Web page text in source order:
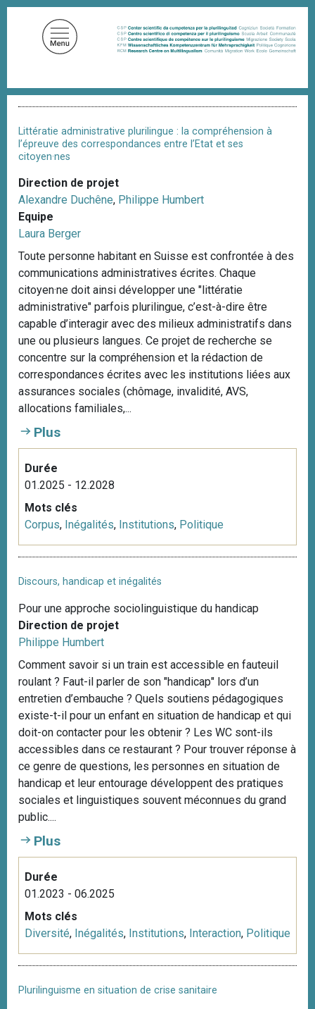
l
d
'
A
i
a
n
Littératie administrative plurilingue : la compréhension à
l’épreuve des correspondances entre l’Etat et ses
citoyen·nes
Direction de projet
Alexandre Duchêne, Philippe Humbert
Equipe
Laura Berger
Toute personne habitant en Suisse est confrontée à des
communications administratives écrites. Chaque
citoyen·ne doit ainsi développer une "littératie
administrative" parfois plurilingue, c’est-à-dire être
capable d’interagir avec des milieux administratifs dans
une ou plusieurs langues. Ce projet de recherche se
concentre sur la compréhension et la rédaction de
correspondances écrites avec les institutions liées aux
assurances sociales (chômage, invalidité, AVS,
allocations familiales,...
Plus
Durée
01.2025 - 12.2028
Mots clés
Corpus, Inégalités, Institutions, Politique
Discours, handicap et inégalités
Pour une approche sociolinguistique du handicap
Direction de projet
Philippe Humbert
Comment savoir si un train est accessible en fauteuil
roulant ? Faut-il parler de son "handicap" lors d’un
entretien d’embauche ? Quels soutiens pédagogiques
existe-t-il pour un enfant en situation de handicap et qui
doit-on contacter pour les obtenir ? Les WC sont-ils
accessibles dans ce restaurant ? Pour trouver réponse à
ce genre de questions, les personnes en situation de
handicap et leur entourage développent des pratiques
sociales et linguistiques souvent méconnues du grand
public....
Plus
Durée
01.2023 - 06.2025
Mots clés
Diversité, Inégalités, Institutions, Interaction, Politique
Plurilinguisme en situation de crise sanitaire